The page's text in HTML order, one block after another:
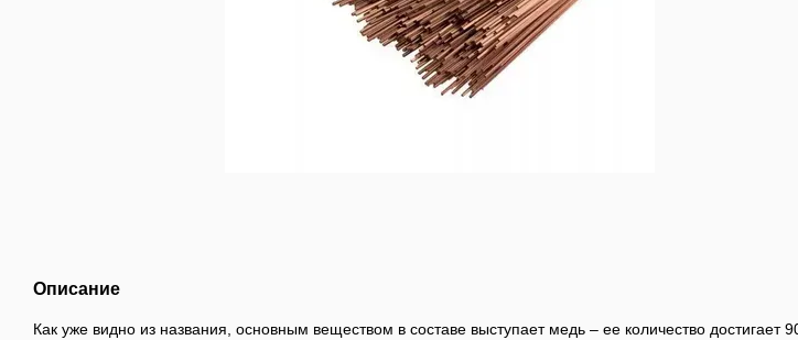
Описание
Как уже видно из названия, основным веществом в составе выступает медь – ее количество достигает